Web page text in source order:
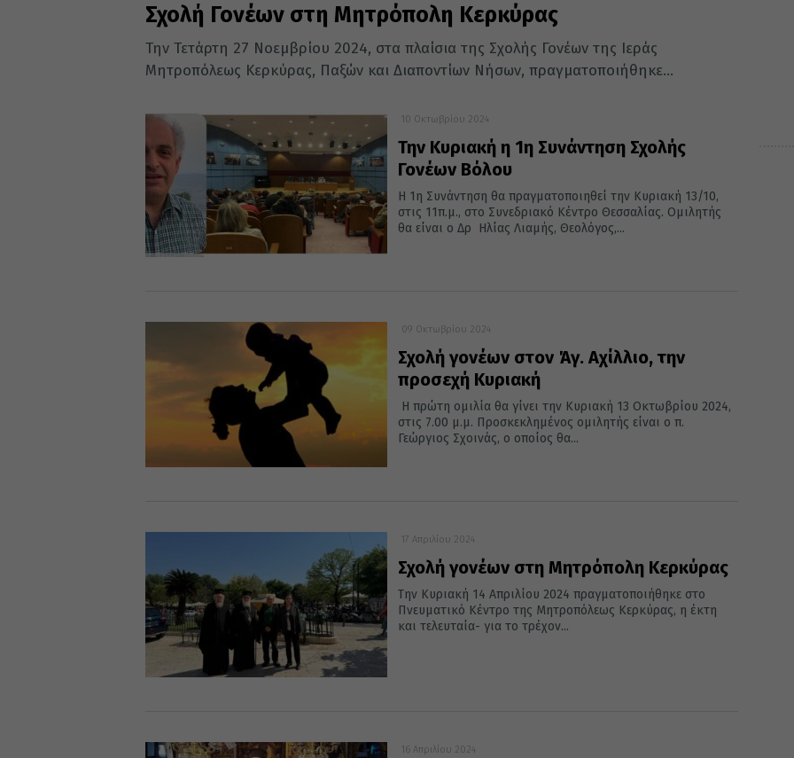
Σχολή Γονέων στη Μητρόπολη Κερκύρας
Την Τετάρτη 27 Νοεμβρίου 2024, στα πλαίσια της Σχολής Γονέων της Ιεράς
Μητροπόλεως Κερκύρας, Παξών και Διαποντίων Νήσων, πραγματοποιήθηκε...
10 Οκτωβρίου 2024
Την Κυριακή η 1η Συνάντηση Σχολής
Γονέων Βόλου
Η 1η Συνάντηση θα πραγματοποιηθεί την Κυριακή 13/10,
στις 11π.μ., στο Συνεδριακό Κέντρο Θεσσαλίας. Ομιλητής
θα είναι ο Δρ Ηλίας Λιαμής, Θεολόγος,...
09 Οκτωβρίου 2024
Σχολή γονέων στον Άγ. Αχίλλιο, την
προσεχή Κυριακή
Η πρώτη ομιλία θα γίνει την Κυριακή 13 Οκτωβρίου 2024,
στις 7.00 μ.μ. Προσκεκλημένος ομιλητής είναι ο π.
Γεώργιος Σχοινάς, ο οποίος θα...
17 Απριλίου 2024
Σχολή γονέων στη Μητρόπολη Κερκύρας
Την Κυριακή 14 Απριλίου 2024 πραγματοποιήθηκε στο
Πνευματικό Κέντρο της Μητροπόλεως Κερκύρας, η έκτη
και τελευταία- για το τρέχον...
16 Απριλίου 2024